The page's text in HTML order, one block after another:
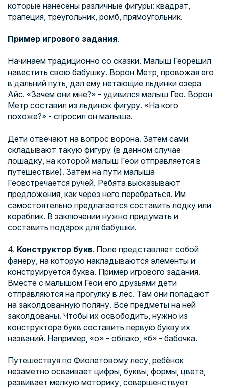
которые нанесены различные фигуры: квадрат,
трапеция, треугольник, ромб, прямоугольник.
Пример игрового задания.
Начинаем традиционно со сказки. Малыш Георешил
навестить свою бабушку. Ворон Метр, провожая его
в дальний путь, дал ему нетающие льдинки озера
Айс. «Зачем они мне?» - удивился малыш Гео. Ворон
Метр составил из льдинок фигуру. «На кого
похоже?» - спросил он малыша.
Дети отвечают на вопрос ворона. Затем сами
складывают такую фигуру (в данном случае
лошадку, на которой малыш Геои отправляется в
путешествие). Затем на пути малыша
Геовстречается ручей. Ребята высказывают
предложения, как через него перебраться. Им
самостоятельно предлагается составить лодку или
кораблик. В заключении нужно придумать и
составить подарок для бабушки.
4. Конструктор букв. Поле представляет собой
фанеру, на которую накладываются элементы и
конструируется буква. Пример игрового задания.
Вместе с малышом Геои его друзьями дети
отправляются на прогулку в лес. Там они попадают
на заколдованную поляну. Все предметы на ней
заколдованы. Чтобы их освободить, нужно из
конструктора букв составить первую букву их
названий. Например, «о» - облако, «б» - бабочка.
Путешествуя по Фиолетовому лесу, ребёнок
незаметно осваивает цифры, буквы, формы, цвета,
развивает мелкую моторику, совершенствует